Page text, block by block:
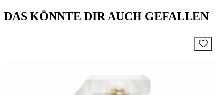
DAS KÖNNTE DIR AUCH GEFALLEN